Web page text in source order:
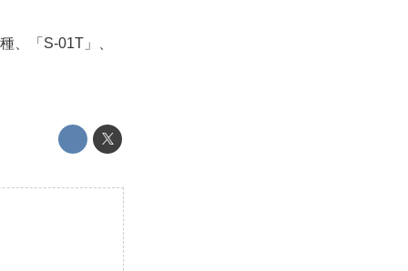
、「S-01T」、